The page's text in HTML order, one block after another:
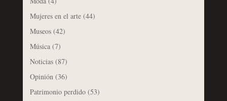
Mujeres en el arte(44)
Museos(42)
Música(7)
Noticias(87)
Opinión (36)
Patrimonio perdido(53)